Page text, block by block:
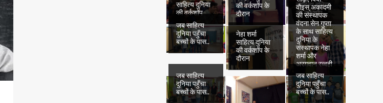
साहित्य दुनिया
की वर्कशॉप
की वर्कशॉप के
दौरान
साहित्य दुनिया
की वर्कशॉप
जब साहित्य
दुनिया पहुँचा
बच्चों के पास..
नेहा शर्मा
साहित्य दुनिया
की वर्कशॉप के
दौरान
वौइस् अकादमी
की संस्थापक
वंदना सेन गुप्ता
के साथ साहित्य
दुनिया के
संस्थापक नेहा
शर्मा और
अरग़वान रब्बही
जब साहित्य
दुनिया पहुँचा
बच्चों के पास..
जब साहित्य
दुनिया पहुँचा
बच्चों के पास..